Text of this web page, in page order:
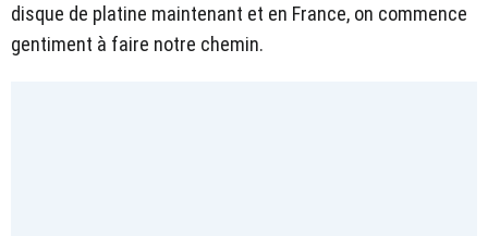
disque de platine maintenant et en France, on commence
gentiment à faire notre chemin.